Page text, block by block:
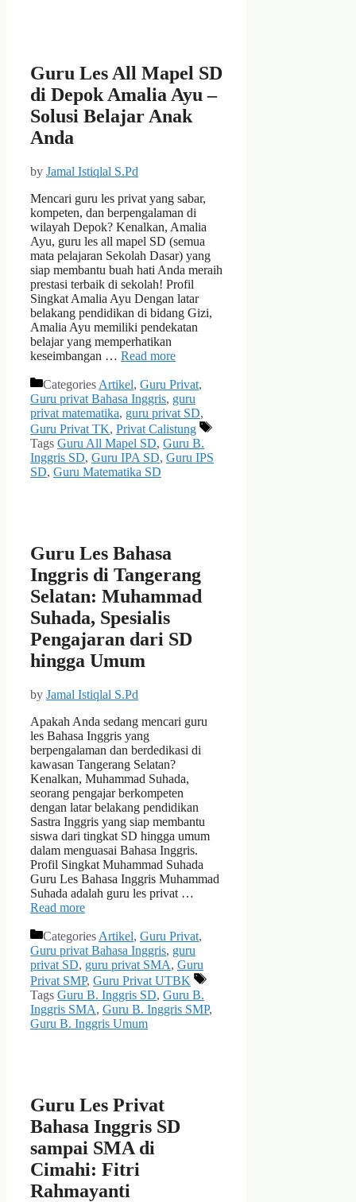
Guru Les All Mapel SD
di Depok Amalia Ayu –
Solusi Belajar Anak
Anda
by Jamal Istiqlal S.Pd
Mencari guru les privat yang sabar,
kompeten, dan berpengalaman di
wilayah Depok? Kenalkan, Amalia
Ayu, guru les all mapel SD (semua
mata pelajaran Sekolah Dasar) yang
siap membantu buah hati Anda meraih
prestasi terbaik di sekolah! Profil
Singkat Amalia Ayu Dengan latar
belakang pendidikan di bidang Gizi,
Amalia Ayu memiliki pendekatan
belajar yang memperhatikan
keseimbangan … Read more
Categories Artikel, Guru Privat,
Guru privat Bahasa Inggris, guru
privat matematika, guru privat SD,
Guru Privat TK, Privat Calistung
Tags Guru All Mapel SD, Guru B.
Inggris SD, Guru IPA SD, Guru IPS
SD, Guru Matematika SD
Guru Les Bahasa
Inggris di Tangerang
Selatan: Muhammad
Suhada, Spesialis
Pengajaran dari SD
hingga Umum
by Jamal Istiqlal S.Pd
Apakah Anda sedang mencari guru
les Bahasa Inggris yang
berpengalaman dan berdedikasi di
kawasan Tangerang Selatan?
Kenalkan, Muhammad Suhada,
seorang pengajar berkompeten
dengan latar belakang pendidikan
Sastra Inggris yang siap membantu
siswa dari tingkat SD hingga umum
dalam menguasai Bahasa Inggris.
Profil Singkat Muhammad Suhada
Guru Les Bahasa Inggris Muhammad
Suhada adalah guru les privat …
Read more
Categories Artikel, Guru Privat,
Guru privat Bahasa Inggris, guru
privat SD, guru privat SMA, Guru
Privat SMP, Guru Privat UTBK
Tags Guru B. Inggris SD, Guru B.
Inggris SMA, Guru B. Inggris SMP,
Guru B. Inggris Umum
Guru Les Privat
Bahasa Inggris SD
sampai SMA di
Cimahi: Fitri
Rahmayanti